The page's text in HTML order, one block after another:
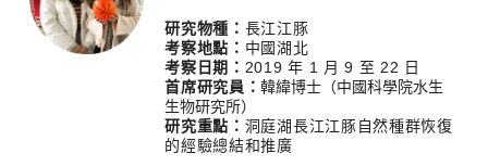
研究物種： 長江江豚
考察地點： 中國湖北
考察日期： 2019 年 1 月 9 至 22 日
首席研究員：韓緯博士 （中國科學院水生
生物研究所）
研究重點： 洞庭湖長江江豚自然種群恢復
的經驗總結和推廣